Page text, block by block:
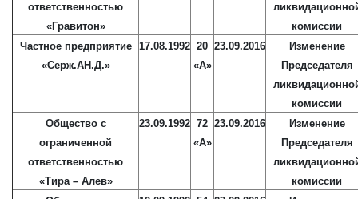
ответственностью
«Гравитон»
комиссии
Частное предприятие
«Серж.АН.Д.»
17.08.1992 20
«А»
23.09.2016
Изменение
Председателя
комиссии
Общество с
ограниченной
ответственностью
«Тира – Алев»
23.09.1992 72
«А»
23.09.2016
Изменение
Председателя
комиссии